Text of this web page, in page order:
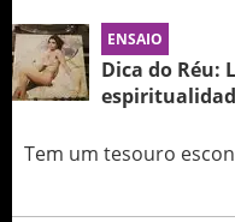
ENSAIO
Dica do Réu:
Tem um tesouro